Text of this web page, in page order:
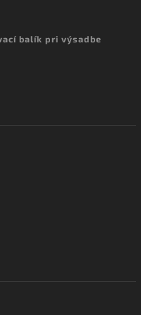
balík pri výsadbe